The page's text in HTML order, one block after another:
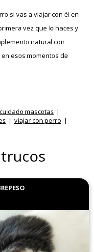
si vas a viajar con él en
vez que lo haces y
natural con
esos momentos de
cuidado mascotas
viajar con perro